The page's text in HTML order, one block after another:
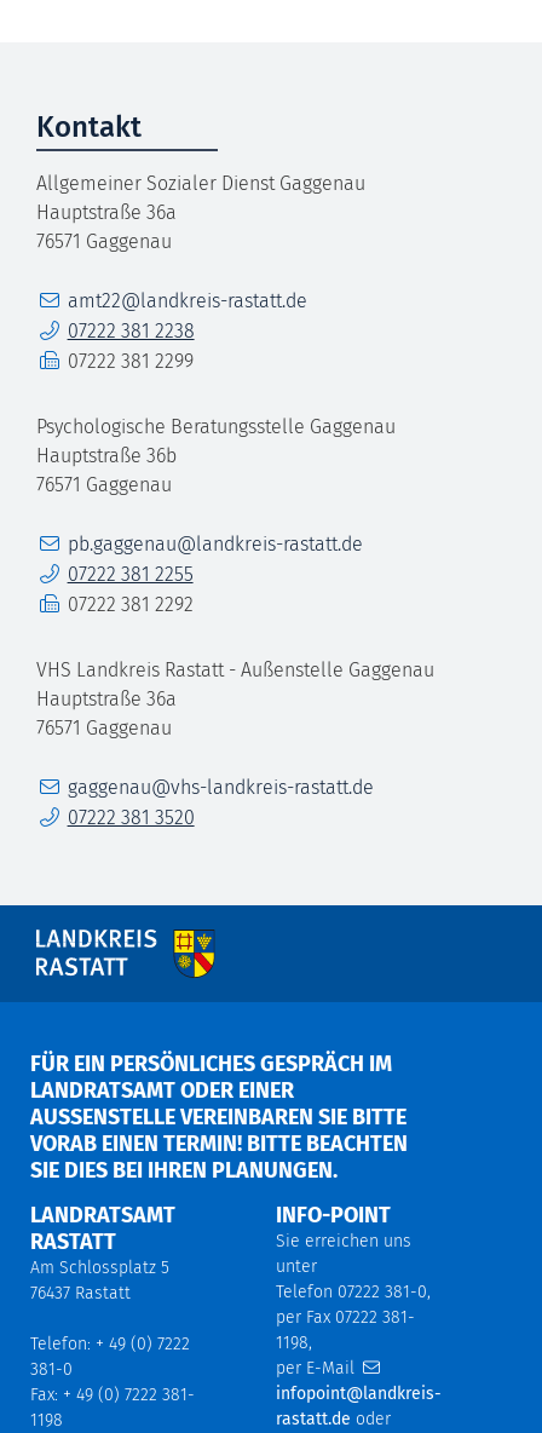
Kontakt
Allgemeiner Sozialer Dienst Gaggenau
Hauptstraße 36a
76571 Gaggenau
E-Mailamt22@landkreis-rastatt.de
Telefon07222 381 2238
Fax 07222 381 2299
Psychologische Beratungsstelle Gaggenau
Hauptstraße 36b
76571 Gaggenau
E-Mailpb.gaggenau@landkreis-rastatt.de
Telefon07222 381 2255
Fax 07222 381 2292
VHS Landkreis Rastatt - Außenstelle Gaggenau
Hauptstraße 36a
76571 Gaggenau
E-Mailgaggenau@vhs-landkreis-rastatt.de
Telefon07222 381 3520
FÜR EIN PERSÖNLICHES GESPRÄCH IM
LANDRATSAMT ODER EINER
AUSSENSTELLE VEREINBAREN SIE BITTE V
ORAB EINEN TERMIN! BITTE BEACHTEN S
IE DIES BEI IHREN PLANUNGEN.
LANDRATSAMT
RASTATT
Am Schlossplatz 5
76437 Rastatt
Telefon: + 49 (0) 7222
381-0
Fax: + 49 (0) 7222 381-
1198
INFO-POINT
Sie erreichen uns
unter
Telefon 07222 381-0,
per Fax 07222 381-
1198,
per E-Mail
infopoint@landkreis-
rastatt.de oder